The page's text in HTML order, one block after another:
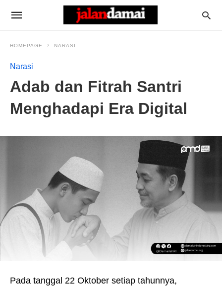
HOMEPAGE NARASI
Narasi
Adab dan Fitrah Santri
Menghadapi Era Digital
Pada tanggal 22 Oktober setiap tahunnya,